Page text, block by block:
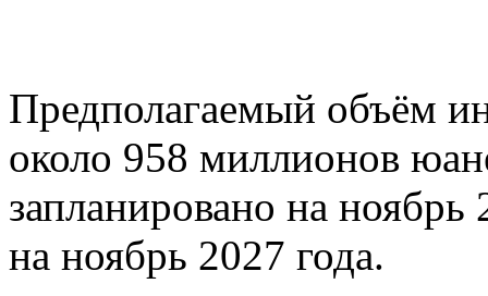
Предполагаемый объём
около 958 миллионов
запланировано на
на ноябрь 2027 года.